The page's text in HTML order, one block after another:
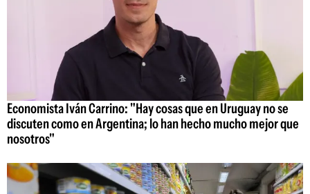
Economista Iván Carrino: "Hay cosas que en Uruguay no se
discuten como en Argentina; lo han hecho mucho mejor que
nosotros"